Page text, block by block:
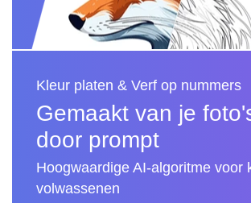
Kleur platen & Verf op nummers
Gemaakt van je
door prompt
Hoogwaardige AI-algoritme voor
volwassenen